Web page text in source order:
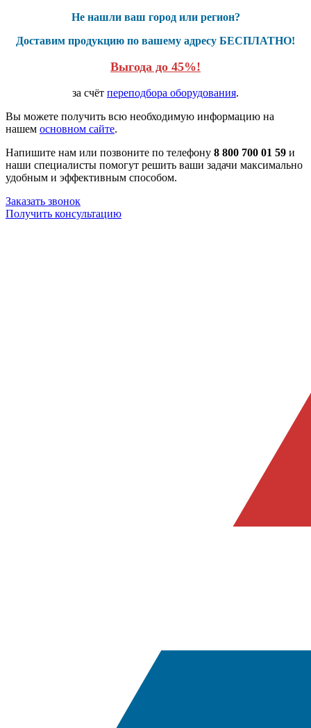
Не нашли ваш город или регион?
Доставим продукцию по вашему адресу БЕСПЛАТНО!
Выгода до 45%!
за счёт переподбора оборудования.
Вы можете получить всю необходимую информацию на
нашем основном сайте.
Напишите нам или позвоните по телефону 8 800 700 01 59 и
наши специалисты помогут решить ваши задачи максимально
удобным и эффективным способом.
Заказать звонок
Получить консультацию